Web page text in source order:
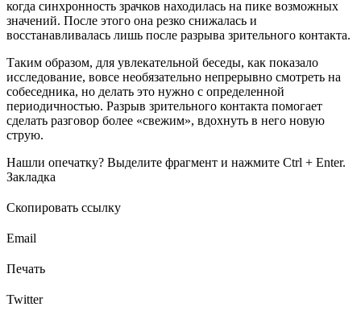
когда синхронность зрачков находилась на пике возможных
значений. После этого она резко снижалась и
восстанавливалась лишь после разрыва зрительного контакта.
Таким образом, для увлекательной беседы, как показало
исследование, вовсе необязательно непрерывно смотреть на
собеседника, но делать это нужно с определенной
периодичностью. Разрыв зрительного контакта помогает
сделать разговор более «свежим», вдохнуть в него новую
струю.
Нашли опечатку? Выделите фрагмент и нажмите Ctrl + Enter.
Закладка
Скопировать ссылку
Email
Печать
Twitter